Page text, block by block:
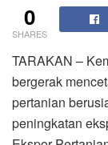
0
SHARES
TARAKAN –
bergerak
pertanian
peningkatan